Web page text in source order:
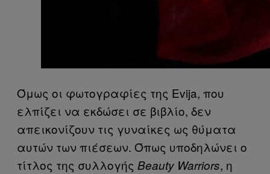
Όμως οι φωτογραφίες της Evija, που
ελπίζει να εκδώσει σε βιβλίο, δεν
απεικονίζουν τις γυναίκες ως θύματα
αυτών των πιέσεων. Όπως υποδηλώνει ο
τίτλος της συλλογής Beauty Warriors, η